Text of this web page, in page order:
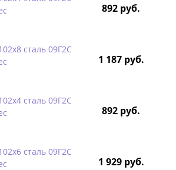
892 руб.
сталь 09Г2С
1 187 руб.
сталь 09Г2С
892 руб.
сталь 09Г2С
1 929 руб.